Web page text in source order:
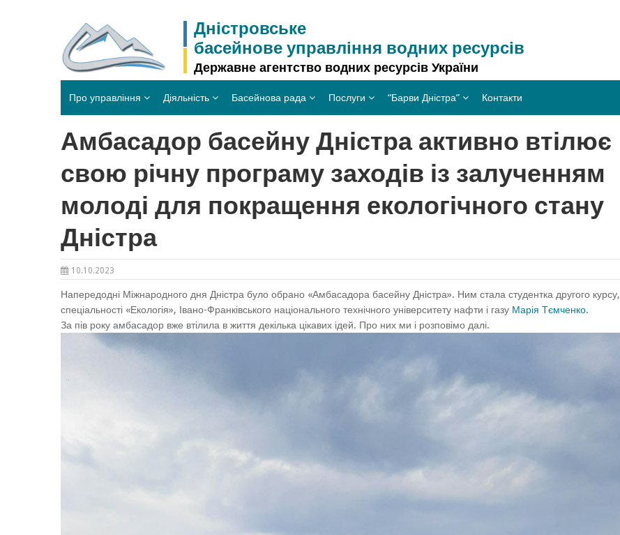
Дністровське
басейнове управління водних ресурсів
Державне агентство водних ресурсів України
Про управління Діяльність Басейнова рада Послуги “Барви Дністра” Контакти
Амбасадор басейну Дністра активно втілює
свою річну програму заходів із залученням
молоді для покращення екологічного стану
Дністра
10.10.2023
Напередодні Міжнародного дня Дністра було обрано «Амбасадора басейну Дністра». Ним стала студентка другого курсу,
спеціальності «Екологія», Івано-Франківського національного технічного університету нафти і газу Марія Тємченко.
За пів року амбасадор вже втілила в життя декілька цікавих ідей. Про них ми і розповімо далі.